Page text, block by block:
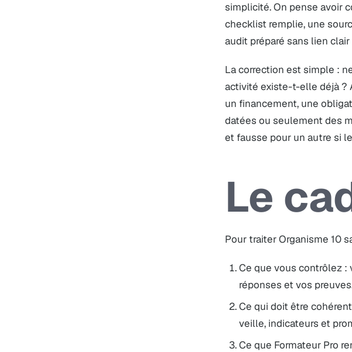
simplicité. On pense avoir
checklist remplie, une
audit préparé sans lien
La correction est simple :
activité existe-t-elle déjà ?
un financement, une
datées ou seulement des
et fausse pour un autre si
Le
Pour traiter Organisme 10
Ce que vous contrôlez :
réponses et vos
Ce qui doit être
veille, indicateurs et
Ce que Formateur Pro